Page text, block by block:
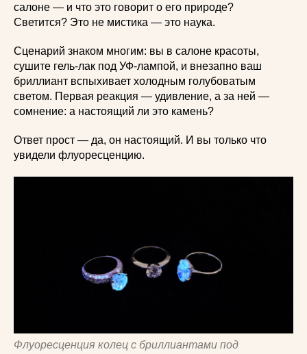
салоне — и что это говорит о его природе?
Светится? Это не мистика — это наука.
Сценарий знаком многим: вы в салоне красоты,
сушите гель-лак под УФ-лампой, и внезапно ваш
бриллиант вспыхивает холодным голубоватым
светом. Первая реакция — удивление, а за ней —
сомнение: а настоящий ли это камень?
Ответ прост — да, он настоящий. И вы только что
увидели флуоресценцию.
Флуоресценция колец с бриллиантами под